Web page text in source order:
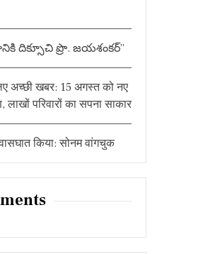
దిక్సూచి ప్రొ. జయశంకర్”
अच्छी खबर: 15 अगस्त को नए
लाखों परिवारों का सपना साकार
किया: सोनम वांगचुक